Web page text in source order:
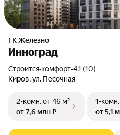
ГК Железно
Инноград
Строится•комфорт•4.1 (10)
Киров, ул. Песочная
2-комн.от 46 м²
от 7,6 млн ₽
1-комн.
от 5,1